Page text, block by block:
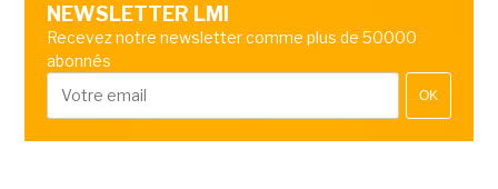
NEWSLETTER LMI
Recevez notre newsletter comme plus de 50000
abonnés
OK